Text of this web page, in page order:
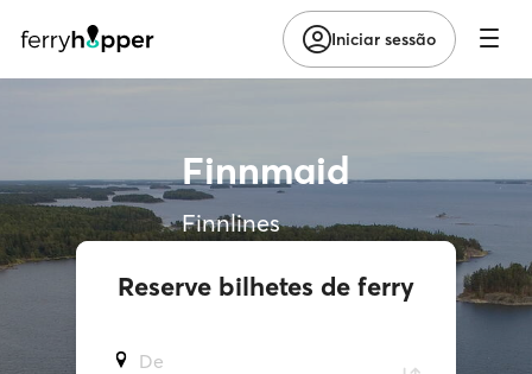
Iniciar sessão
Finnmaid
Finnlines
Reserve bilhetes de ferry
De